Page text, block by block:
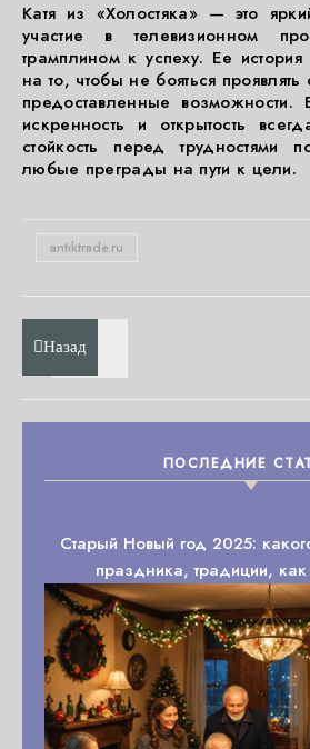
Катя из «Холостяка» — это
участие в телевизионном
трамплином к успеху. Ее история
на то, чтобы не бояться
предоставленные возможности.
искренность и открытость
стойкость перед трудностями
любые преграды на пути к цели.
antiktrade.ru
Назад
ПОСЛЕДНИЕ
Старый Новый год 2025:
праздника, традиции, как